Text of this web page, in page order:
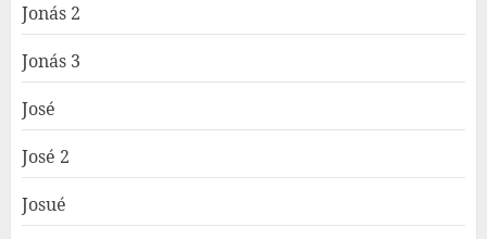
Jonás 2
Jonás 3
José
José 2
Josué